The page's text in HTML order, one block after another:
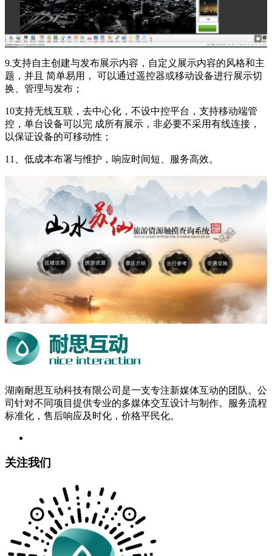
9.支持自主创建与发布展示内容，自定义展示内容的风格和主
题，并且 简单易用， 可以通过遥控器或移动设备进行展示切
换、管理与发布；
10支持无线互联，去中心化，不设中控平台，支持移动端管
控，单台设备可以完 成所有展示，非必要不采用有线连接，
以保证设备的可移动性；
11、低成本布署与维护，响应时间短、服务高效。
湖南耐思互动科技有限公司是一支专注新媒体互动的团队。公
司针对不同项目提供专业的多媒体交互设计与制作。服务流程
标准化，售后响应及时化，价格平民化。
关注我们